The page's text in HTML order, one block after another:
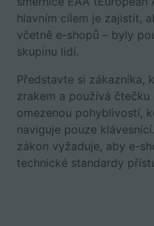
hlavním cílem je zajistit,
včetně e-shopů – byly
skupinu lidí.
Představte si zákazníka,
zrakem a používá
omezenou pohyblivostí,
naviguje pouze
zákon vyžaduje, aby e-
technické standardy